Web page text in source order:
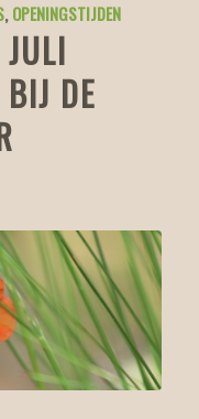
,OPENINGSTIJDEN
BIJ DE